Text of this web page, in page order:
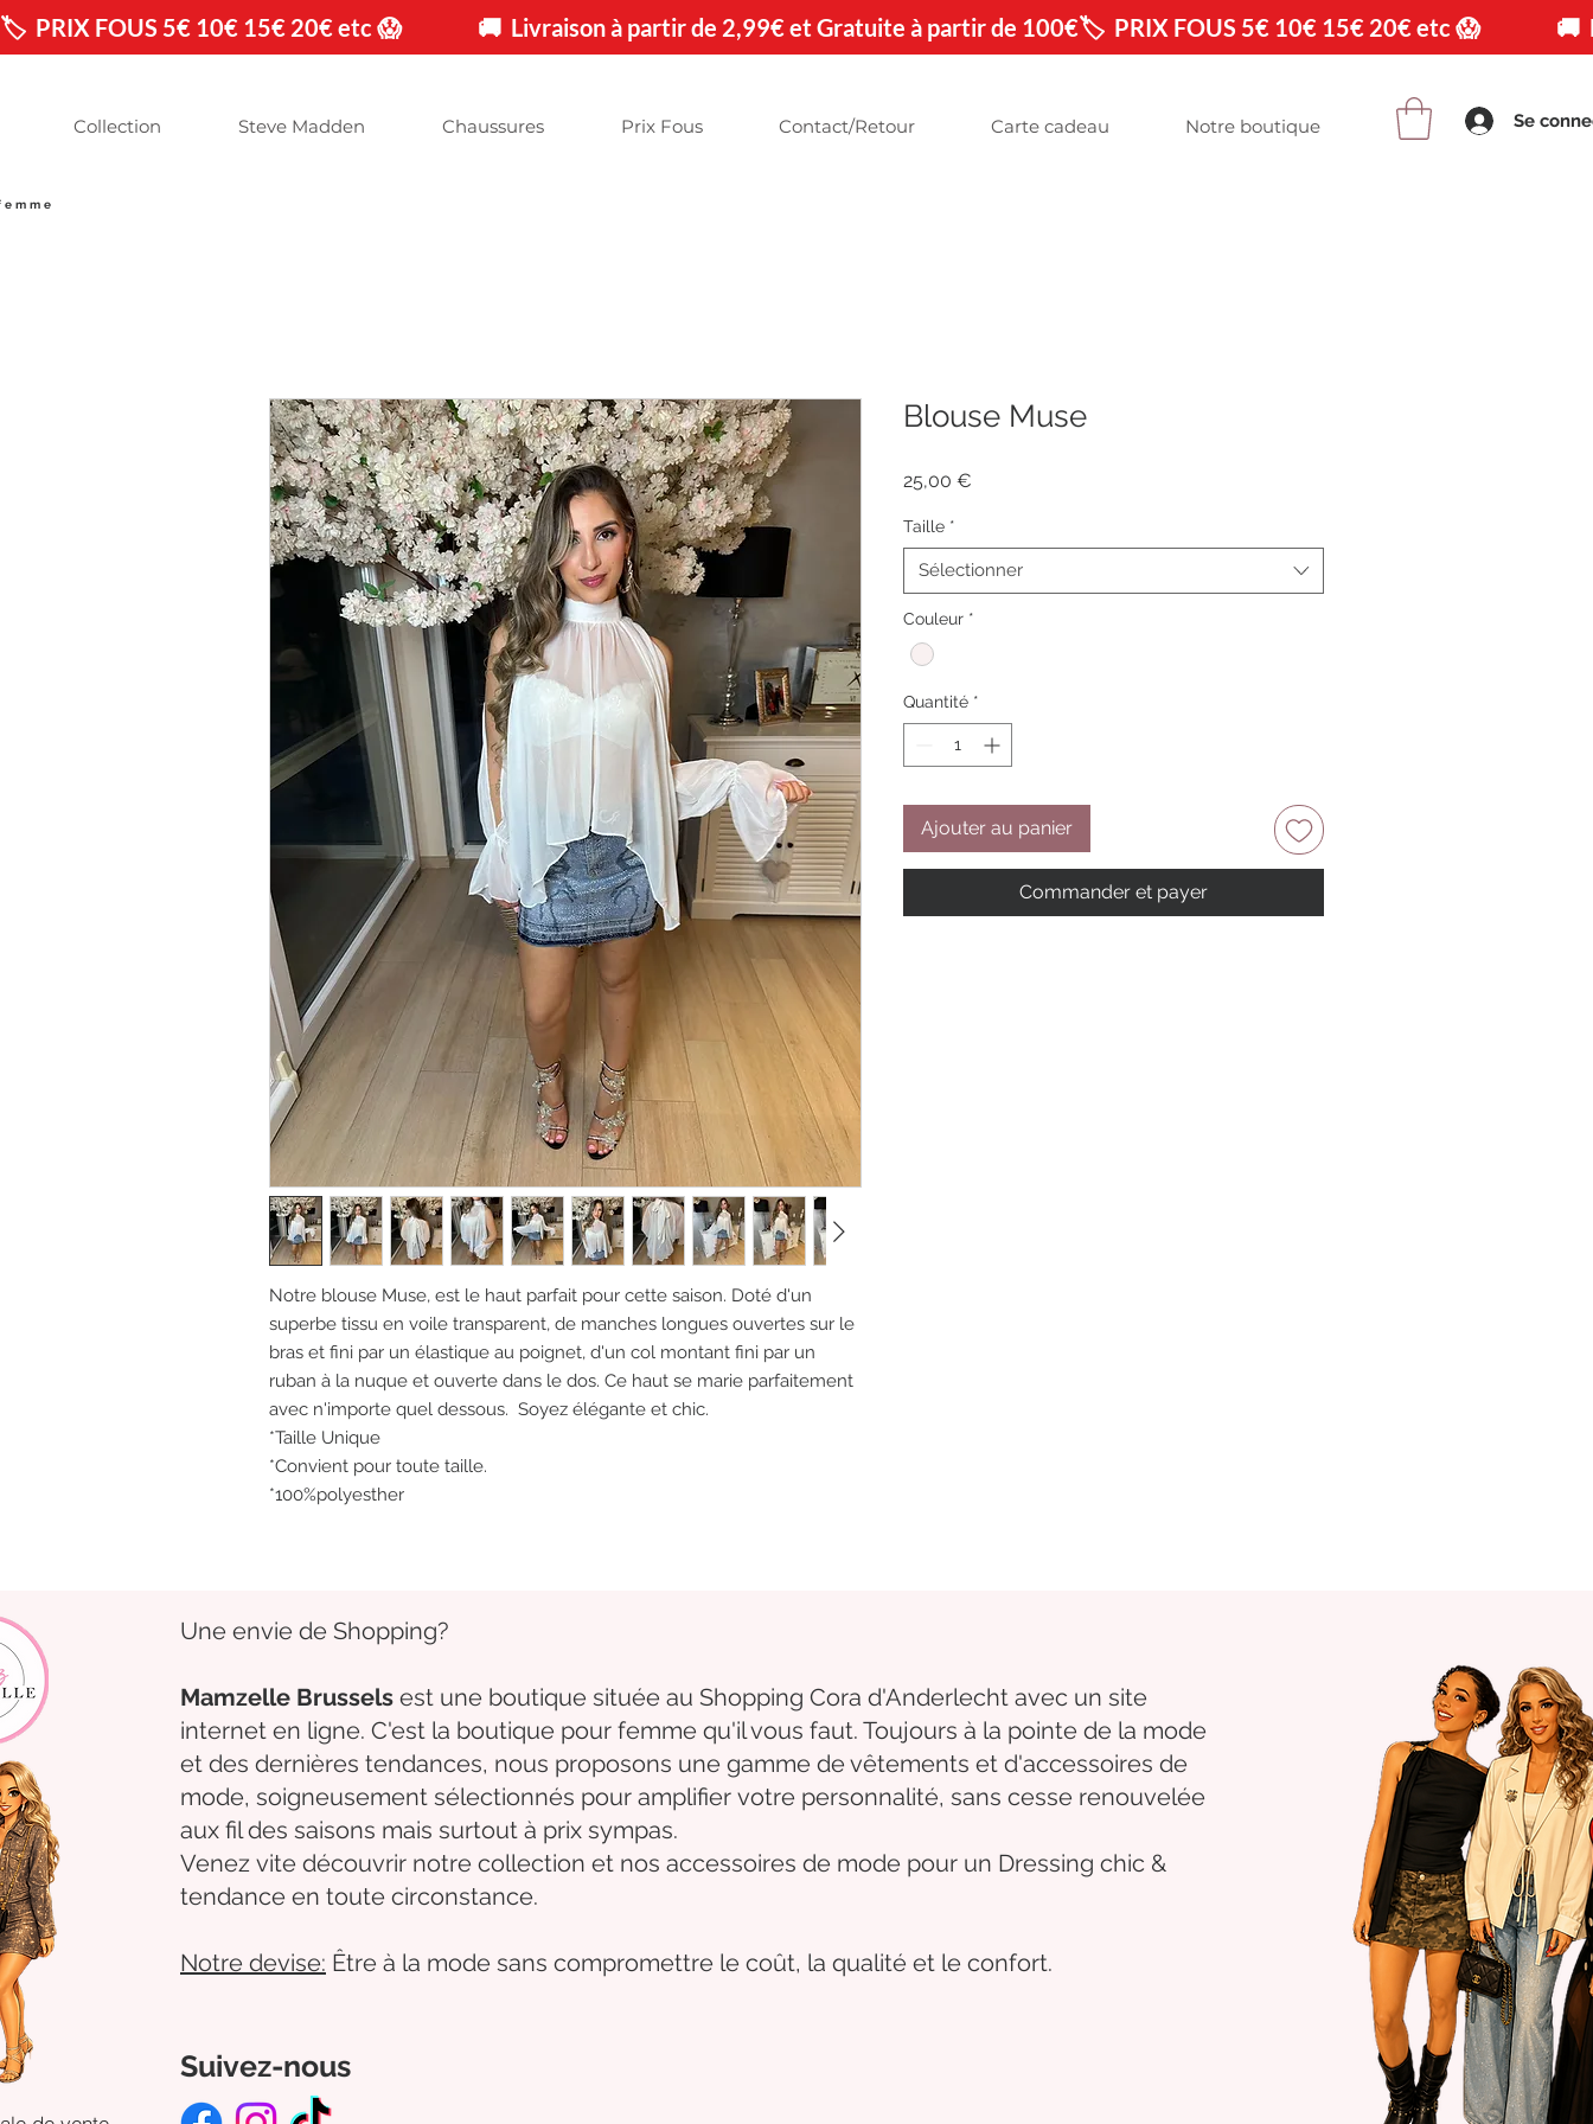
🏷️  PRIX FOUS 5€ 10€ 15€ 20€ etc 😱                🚚  Livraison à partir de 2,99€ et Gratuite à partir de 100€
Collection Steve Madden Chaussures Prix Fous Contact/Retour Carte cadeau Notre boutique Se
Notre blouse Muse, est le haut parfait pour cette saison. Doté d'un
superbe tissu en voile transparent, de manches longues ouvertes sur le
bras et fini par un élastique au poignet, d'un col montant fini par un
ruban à la nuque et ouverte dans le dos. Ce haut se marie parfaitement
avec n'importe quel dessous. Soyez élégante et chic.
*Taille Unique
*Convient pour toute taille.
*100%polyesther
Blouse Muse
25,00 €
Taille *
Sélectionner
Couleur *
Quantité *
Ajouter au panier
Commander et payer
Une envie de Shopping?
Mamzelle Brussels est une boutique située au Shopping Cora d'Anderlecht avec un site
internet en ligne. C'est la boutique pour femme qu'il vous faut. Toujours à la pointe de la mode
et des dernières tendances, nous proposons une gamme de vêtements et d'accessoires de
mode, soigneusement sélectionnés pour amplifier votre personnalité, sans cesse renouvelée
aux fil des saisons mais surtout à prix sympas.
Venez vite découvrir notre collection et nos accessoires de mode pour un Dressing chic &
tendance en toute circonstance.
Notre devise: Être à la mode sans compromettre le coût, la qualité et le confort.
Suivez-nous